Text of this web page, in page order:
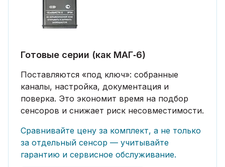
Готовые серии (как МАГ‑6)
Поставляются «под ключ»: собранные
каналы, настройка, документация и
поверка. Это экономит время на подбор
сенсоров и снижает риск несовместимости.
Сравнивайте цену за комплект, а не только
за отдельный сенсор — учитывайте
гарантию и сервисное обслуживание.